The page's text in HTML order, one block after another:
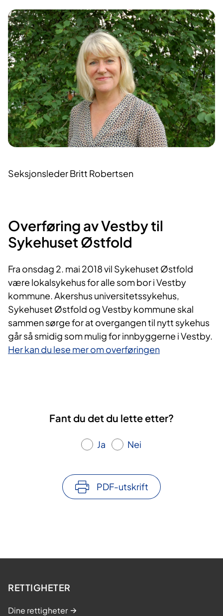
Seksjonsleder Britt Robertsen
Overføring av Vestby til
Sykehuset Østfold
Fra onsdag 2. mai 2018 vil Sykehuset Østfold
være lokalsykehus for alle som bor i Vestby
kommune. Akershus universitetssykehus,
Sykehuset Østfold og Vestby kommune skal
sammen sørge for at overgangen til nytt sykehus
går så smidig som mulig for innbyggerne i Vestby.
Her kan du lese mer om overføringen
Fant du det du lette etter?
Ja Nei
PDF-utskrift
RETTIGHETER
Dine rettigheter